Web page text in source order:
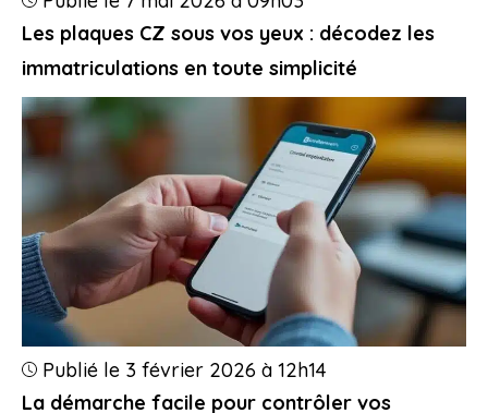
Les plaques CZ sous vos yeux : décodez les
immatriculations en toute simplicité
La démarche facile pour contrôler vos
Publié le 3 février 2026 à 12h14